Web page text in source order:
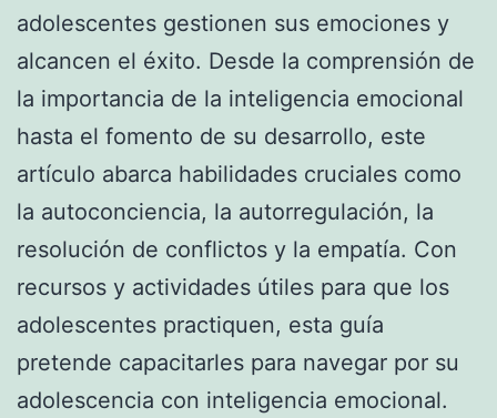
adolescentes gestionen sus emociones y
alcancen el éxito. Desde la comprensión de
la importancia de la inteligencia emocional
hasta el fomento de su desarrollo, este
artículo abarca habilidades cruciales como
la autoconciencia, la autorregulación, la
resolución de conflictos y la empatía. Con
recursos y actividades útiles para que los
adolescentes practiquen, esta guía
pretende capacitarles para navegar por su
adolescencia con inteligencia emocional.